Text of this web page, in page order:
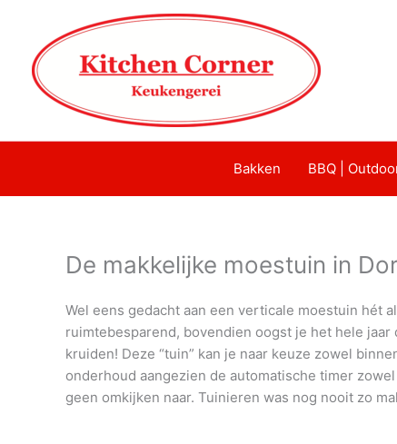
Bakken BBQ |
De makkelijke moestuin in
Wel eens gedacht aan een verticale moestuin hét
ruimtebesparend, bovendien oogst je het hele
kruiden! Deze “tuin” kan je naar keuze zowel
onderhoud aangezien de automatische timer
geen omkijken naar. Tuinieren was nog nooit zo